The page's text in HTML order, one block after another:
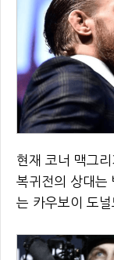
현재 코너 맥그
복귀전의 상대는
는 카우보이 도널